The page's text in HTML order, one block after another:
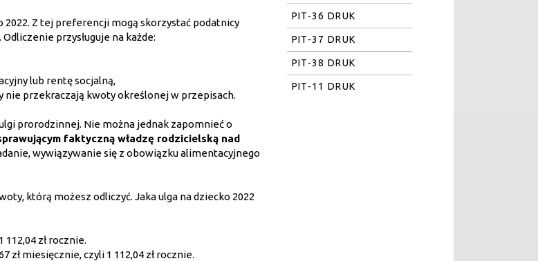
2022. Z tej preferencji mogą skorzystać podatnicy
przysługuje na każde:
lub rentę socjalną,
nie przekraczają kwoty określonej w przepisach.
prorodzinnej. Nie można jednak zapomnieć o
faktyczną władzę rodzicielską nad
wywiązywanie się z obowiązku alimentacyjnego
którą możesz odliczyć. Jaka ulga na dziecko 2022
112,04 zł rocznie.
zł miesięcznie, czyli 1 112,04 zł rocznie.
PIT-36 DRUK
PIT-37 DRUK
PIT-38 DRUK
PIT-11 DRUK